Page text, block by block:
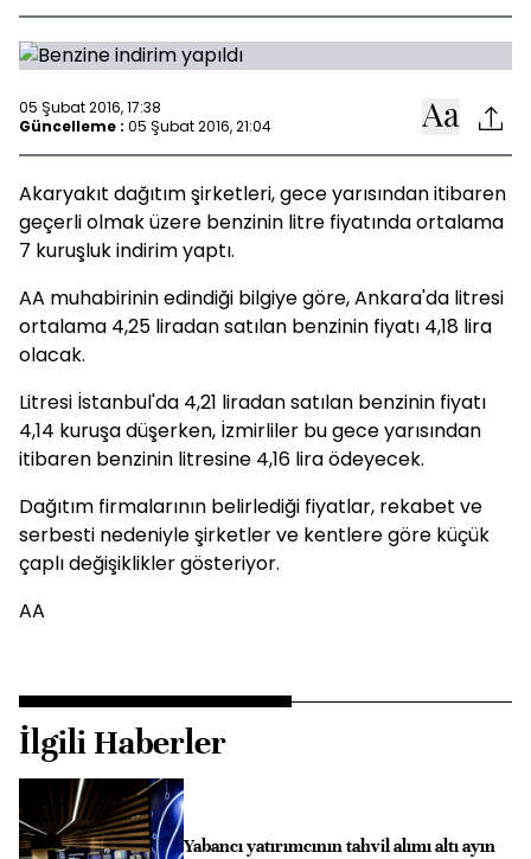
05 Şubat 2016, 17:38
Güncelleme : 05 Şubat 2016, 21:04
Akaryakıt dağıtım şirketleri, gece yarısından itibaren
geçerli olmak üzere benzinin litre fiyatında ortalama
7 kuruşluk indirim yaptı.
AA muhabirinin edindiği bilgiye göre, Ankara'da litresi
ortalama 4,25 liradan satılan benzinin fiyatı 4,18 lira
olacak.
Litresi İstanbul'da 4,21 liradan satılan benzinin fiyatı
4,14 kuruşa düşerken, İzmirliler bu gece yarısından
itibaren benzinin litresine 4,16 lira ödeyecek.
Dağıtım firmalarının belirlediği fiyatlar, rekabet ve
serbesti nedeniyle şirketler ve kentlere göre küçük
çaplı değişiklikler gösteriyor.
AA
İlgili Haberler
Yabancı yatırımcının tahvil alımı altı ayın